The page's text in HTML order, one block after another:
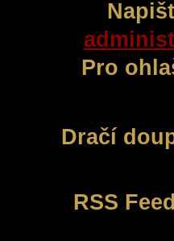
Pro
Dračí
RSS